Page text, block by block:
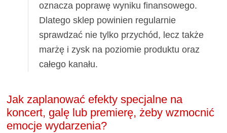
oznacza poprawę wyniku finansowego.
Dlatego sklep powinien regularnie
sprawdzać nie tylko przychód, lecz także
marżę i zysk na poziomie produktu oraz
całego kanału.
Jak zaplanować efekty specjalne na
koncert, galę lub premierę, żeby wzmocnić
emocje wydarzenia?